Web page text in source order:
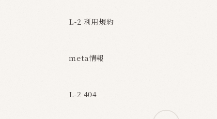
L-2 利用規約
meta情報
L-2 404